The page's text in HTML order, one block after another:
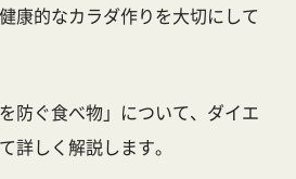
康的なカラダ作りを大切にして
防ぐ食べ物」について、ダイエ
詳しく解説します。